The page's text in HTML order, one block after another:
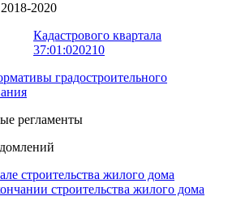
2018-2020
Кадастрового квартала
37:01:020210
градостроительного
регламенты
строительства жилого дома
строительства жилого дома